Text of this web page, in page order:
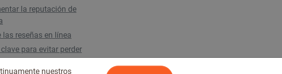
la reputación de
las reseñas en línea
para evitar perder
AI Overviews
nuestros